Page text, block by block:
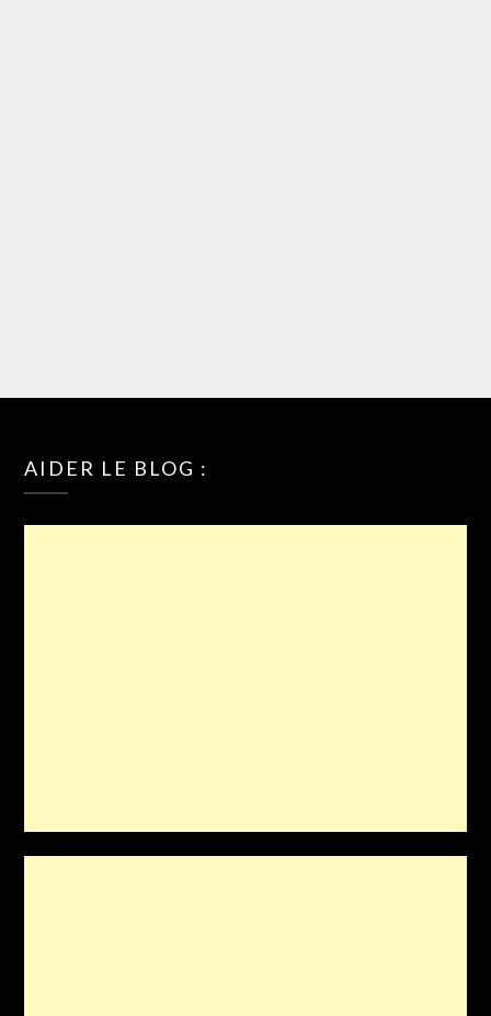
AIDER LE BLOG :